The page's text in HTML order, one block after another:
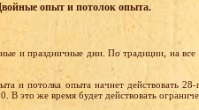
опыт и потолок опыта.
и праздничные дни. По традиции, на
и потолка опыта начнет действовать
В это же время будет действовать